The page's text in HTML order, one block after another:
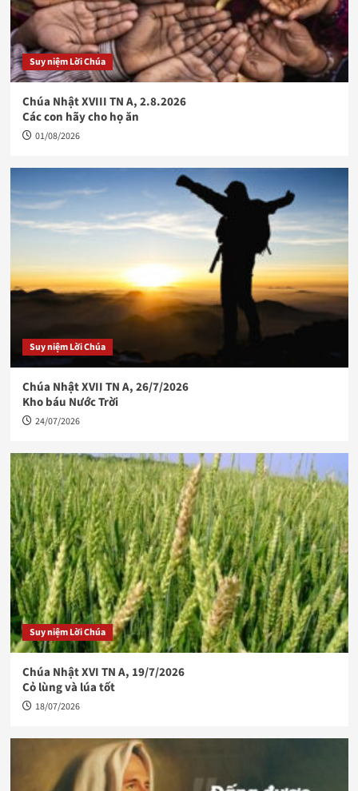
Suy niệm Lời Chúa
Chúa Nhật XVIII TN A, 2.8.2026
Các con hãy cho họ ăn
01/08/2026
Suy niệm Lời Chúa
Chúa Nhật XVII TN A, 26/7/2026
Kho báu Nước Trời
24/07/2026
Suy niệm Lời Chúa
Chúa Nhật XVI TN A, 19/7/2026
Cỏ lùng và lúa tốt
18/07/2026